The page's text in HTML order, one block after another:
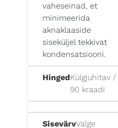
vaheseinad, et
minimeerida
aknaklaaside
siseküljel tekkivat
kondensatsiooni.
HingedKülgjuhitav /
90 kraadi
SisevärvValge